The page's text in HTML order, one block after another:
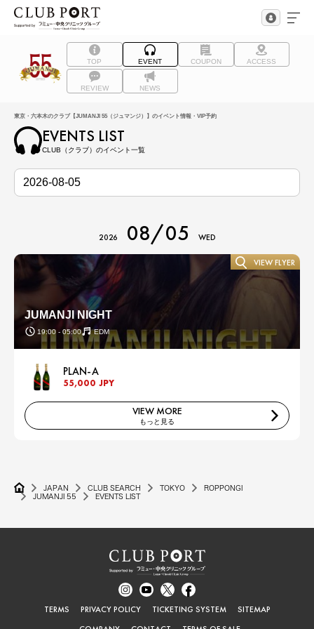
TOP EVENT COUPON ACCESS
REVIEW NEWS
東京・六本木のクラブ【JUMANJI 55（ジュマンジ）】のイベント情報・VIP予約
EVENTS LIST
CLUB（クラブ）のイベント一覧
2026 08/05 WED
JUMANJI NIGHT
19:00 - 05:00 EDM
VIEW FLYER
PLAN-A
55,000 JPY
VIEW MORE
もっと見る
JAPAN CLUB SEARCH TOKYO
ROPPONGI
JUMANJI 55
EVENTS LIST
TERMS PRIVACY POLICY TICKETING SYSTEM
SITEMAP